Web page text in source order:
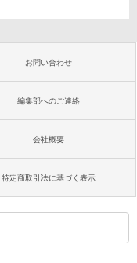
お問い合わせ
編集部へのご連絡
会社概要
特定商取引法に基づく表示